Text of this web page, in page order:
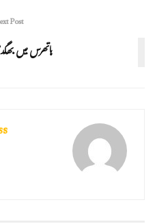
Post
ہاتھرس میں بھگدڑ،116